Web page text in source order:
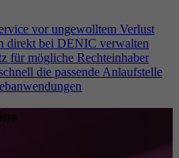
vor ungewolltem Verlust
direkt bei DENIC verwalten
für mögliche Rechteinhaber
die passende Anlaufstelle